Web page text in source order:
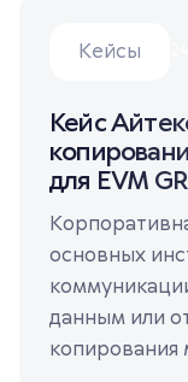
Кейсы
Кейс
для EVM
основных
данным или
копирования